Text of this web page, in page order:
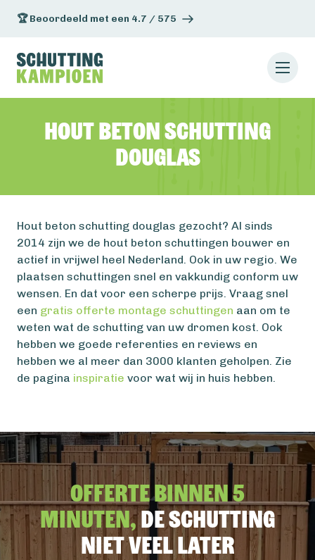
🏆 Beoordeeld met een 4.7 / 575
Hout beton schutting
douglas
Hout beton schutting douglas gezocht? Al sinds
2014 zijn we de hout beton schuttingen bouwer en
actief in vrijwel heel Nederland. Ook in uw regio. We
plaatsen schuttingen snel en vakkundig conform uw
wensen. En dat voor een scherpe prijs. Vraag snel
een gratis offerte montage schuttingen aan om te
weten wat de schutting van uw dromen kost. Ook
hebben we goede referenties en reviews en
hebben we al meer dan 3000 klanten geholpen. Zie
de pagina inspiratie voor wat wij in huis hebben.
Offerte binnen 5
minuten,De schutting
niet veel later